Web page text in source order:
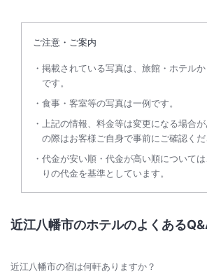
ご注意・ご案内
掲載されている写真は、旅館・ホテル
です。
食事・客室等の写真は一例です。
上記の情報、料金等は変更になる場合
の際はお客様ご自身で事前にご確認くだ
代金が安い順・代金が高い順について
りの代金を基準としています。
近江八幡市のホテルのよくある
近江八幡市の宿は何軒ありますか？